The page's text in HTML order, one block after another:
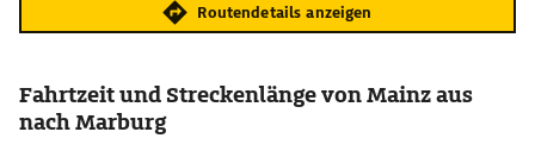
Routendetails anzeigen
Fahrtzeit und Streckenlänge von Mainz aus
nach Marburg